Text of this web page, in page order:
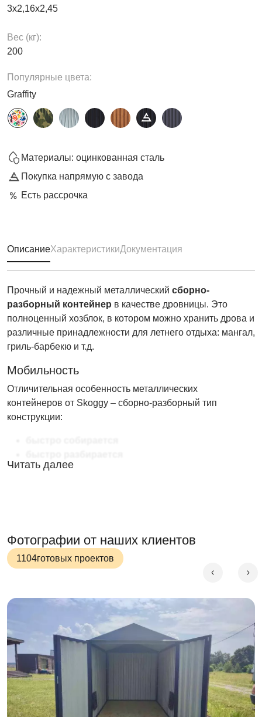
3х2,16х2,45
Вес (кг):
200
Популярные цвета:
Graffity
Материалы: оцинкованная сталь
Покупка напрямую с завода
Есть рассрочка
ОписаниеХарактеристикиДокументация
Прочный и надежный металлический сборно-
разборный контейнер в качестве дровницы. Это
полноценный хозблок, в котором можно хранить дрова и
различные принадлежности для летнего отдыха: мангал,
гриль-барбекю и т.д.
Мобильность
Отличительная особенность металлических
контейнеров от Skoggy – сборно-разборный тип
конструкции:
места. В пределах участка контейнер-дровницу можно
перемещать с места на место без необходимости
использовать спецтехнику. На месте конструкция
Сборка-разборка - легко и быстро
Сборка-разборка проводится легко - без
необходимости использовать специальный
инструментарий или тяжелую технику
Сборка-разборка проводится быстро - конструкция
собирается за 2 часа
Фундамент не нужен! Достаточно наличия ровной
поверхности!
Читать далее
Фотографии от наших клиентов
1104готовых проектов